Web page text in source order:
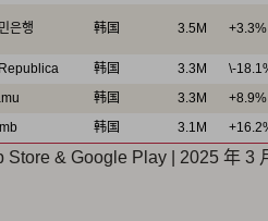
은행 韩国 3.5M +3.3%
韩国 3.3M
\-
韩国 3.3M
+8.9%
韩国 3.1M
& Google Play | 2025 年 3